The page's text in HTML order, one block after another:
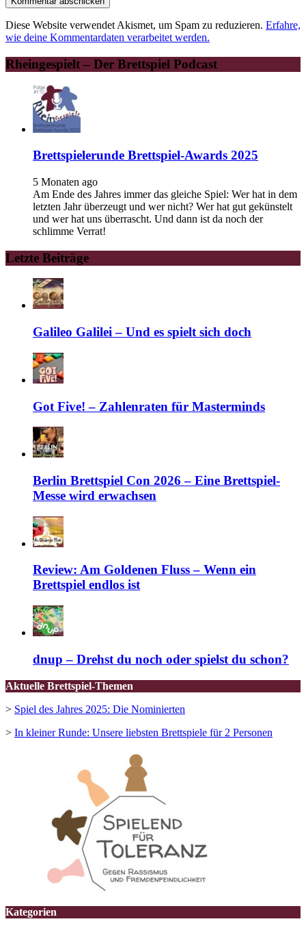
Diese Website verwendet Akismet, um Spam zu reduzieren. Erfahre,
wie deine Kommentardaten verarbeitet werden.
Rheingespielt – Der Brettspiel Podcast
Brettspielerunde Brettspiel-Awards 2025
5 Monaten ago
Am Ende des Jahres immer das gleiche Spiel: Wer hat in dem
letzten Jahr überzeugt und wer nicht? Wer hat gut gekünstelt
und wer hat uns überrascht. Und dann ist da noch der
schlimme Verrat!
Letzte Beiträge
Galileo Galilei – Und es spielt sich doch
Got Five! – Zahlenraten für Masterminds
Berlin Brettspiel Con 2026 – Eine Brettspiel-
Messe wird erwachsen
Review: Am Goldenen Fluss – Wenn ein
Brettspiel endlos ist
dnup – Drehst du noch oder spielst du schon?
Aktuelle Brettspiel-Themen
> Spiel des Jahres 2025: Die Nominierten
> In kleiner Runde: Unsere liebsten Brettspiele für 2 Personen
Kategorien